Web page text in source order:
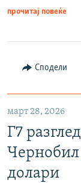
прочитај повеќе
Сподели
март 28, 2026
Г7
долари